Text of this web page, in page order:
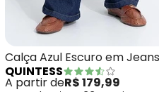
- Calça Pantalona com
Calça Azul Escuro em Jeans
QUINTESS
A partir deR$ 179,99